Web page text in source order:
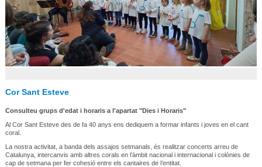
Cor Sant Esteve
Consulteu grups d'edat i horaris a l'apartat "Dies i Horaris"
Al Cor Sant Esteve des de fa 40 anys ens dediquem a formar infants i joves en el cant
coral.
La nostra activitat, a banda dels assajos setmanals, és realitzar concerts arreu de
Catalunya, intercanvis amb altres corals en l’àmbit nacional i internacional i colònies de
cap de setmana per fer cohesió entre els cantaires de l’entitat.